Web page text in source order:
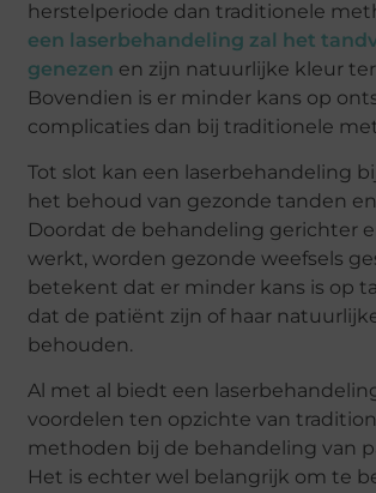
herstelperiode dan traditionele
een laserbehandeling zal het
genezen en zijn natuurlijke kleur
Bovendien is er minder kans op
complicaties dan bij traditionele
Tot slot kan een laserbehandeling
het behoud van gezonde tanden
Doordat de behandeling gerichter
werkt, worden gezonde weefsels
betekent dat er minder kans is op
dat de patiënt zijn of haar
behouden.
Al met al biedt een
voordelen ten opzichte van
methoden bij de behandeling van
Het is echter wel belangrijk om te